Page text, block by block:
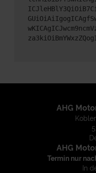
AHG
AHG
Termin nur
In